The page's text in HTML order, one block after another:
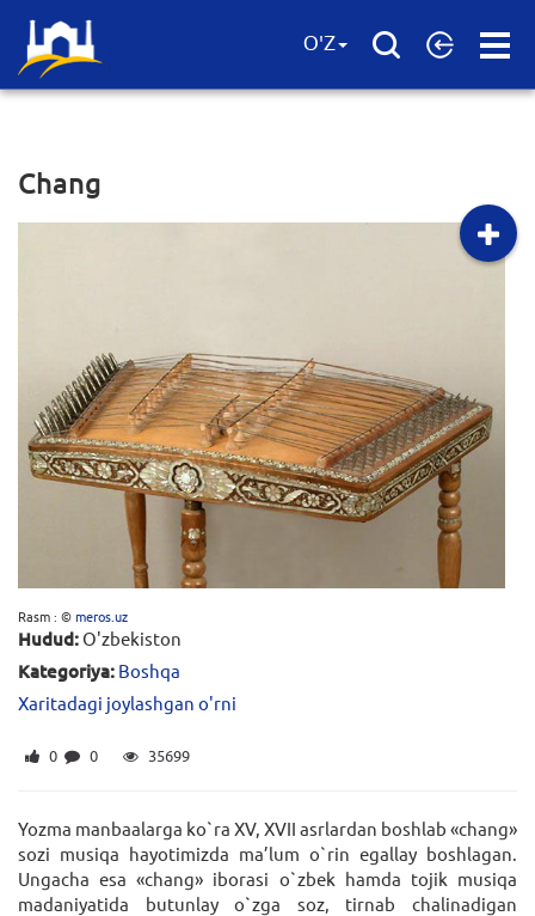
Open
O'Z
Chang
Rasm : ©meros.uz
Hudud: O'zbekiston
Kategoriya: Boshqa
Xaritadagi joylashgan o'rni
0 0 35699
Yozma manbaalarga ko`ra XV, XVII asrlardan boshlab «chang»
sozi musiqa hayotimizda ma’lum o`rin egallay boshlagan.
Ungacha esa «chang» iborasi o`zbek hamda tojik musiqa
madaniyatida butunlay o`zga soz, tirnab chalinadigan